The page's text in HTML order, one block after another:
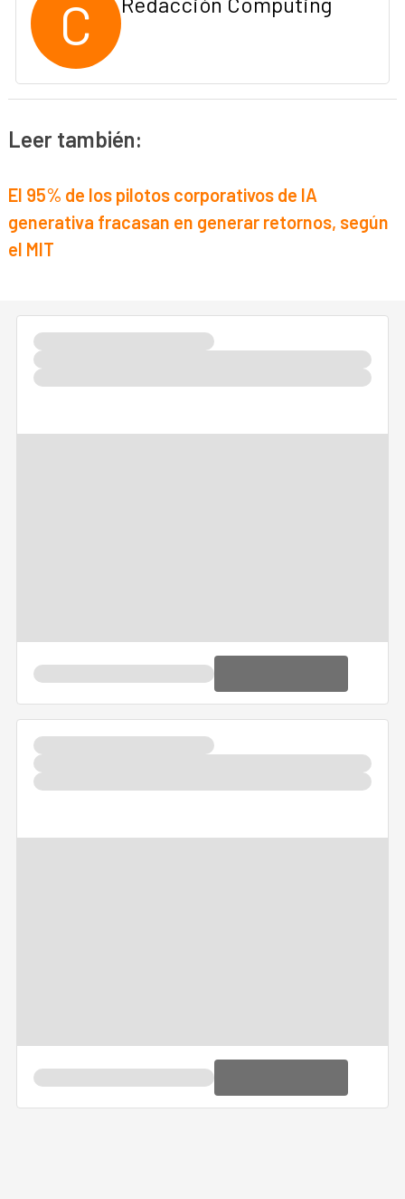
C
Leer también:
El 95% de los pilotos corporativos de IA
generativa fracasan en generar retornos, según
el MIT